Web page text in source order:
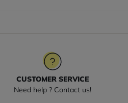
CUSTOMER SERVICE
Need help ? Contact us!